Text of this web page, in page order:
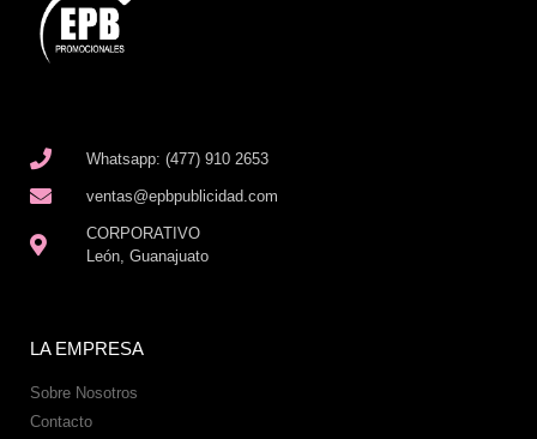
Whatsapp: (477) 910 2653
ventas@epbpublicidad.com
CORPORATIVO
León, Guanajuato
LA EMPRESA
Sobre Nosotros
Contacto